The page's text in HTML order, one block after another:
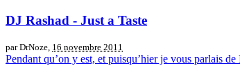
DJ Rashad - Just a Taste
par DrNoze, 16 novembre 2011
Pendant qu’on y est, et puisqu’hier je vous parlais